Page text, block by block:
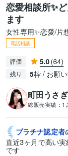
恋愛相談所✨
ます
女性専用✨恋愛/片
電話相談
評価 5.0(64)
残り 5枠 / お願い
町田うさ
総販売実績：
プラチナ認定者
直近3ヶ月で高い
です